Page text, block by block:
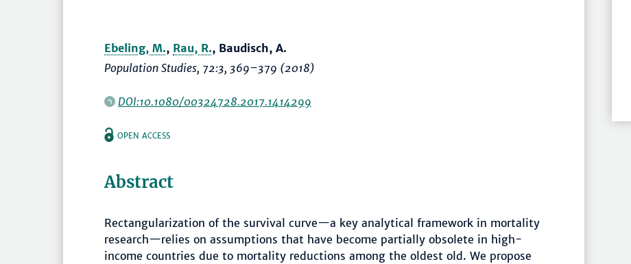
Ebeling, M., Rau, R., Baudisch, A.
Population Studies, 72:3, 369–379 (2018)
DOI:10.1080/00324728.2017.1414299
OPEN ACCESS
Abstract
Rectangularization of the survival curve—a key analytical framework in mortality
research—relies on assumptions that have become partially obsolete in high-
income countries due to mortality reductions among the oldest old. We propose